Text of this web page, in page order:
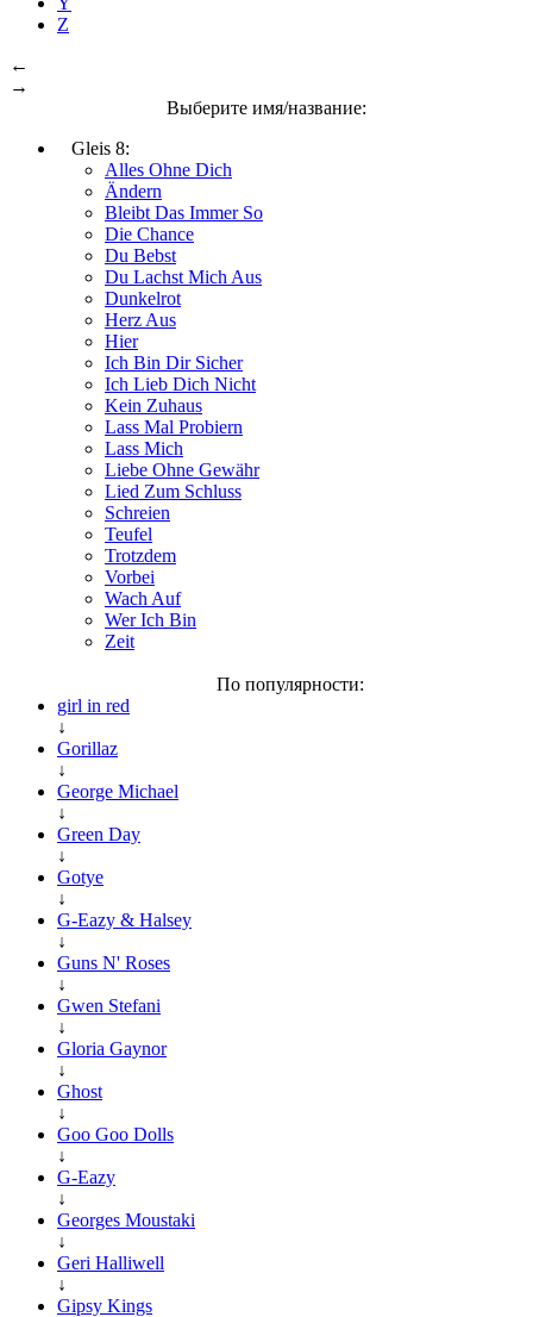
Z
←
→
Выберите имя/название:
Gleis 8:
Alles Ohne Dich
Ändern
Bleibt Das Immer So
Die Chance
Du Bebst
Du Lachst Mich Aus
Dunkelrot
Herz Aus
Hier
Ich Bin Dir Sicher
Ich Lieb Dich Nicht
Kein Zuhaus
Lass Mal Probiern
Lass Mich
Liebe Ohne Gewähr
Lied Zum Schluss
Schreien
Teufel
Trotzdem
Vorbei
Wach Auf
Wer Ich Bin
Zeit
По популярности:
girl in red
↓
Gorillaz
↓
George Michael
↓
Green Day
↓
Gotye
↓
G-Eazy & Halsey
↓
Guns N' Roses
↓
Gwen Stefani
↓
Gloria Gaynor
↓
Ghost
↓
Goo Goo Dolls
↓
G-Eazy
↓
Georges Moustaki
↓
Geri Halliwell
↓
Gipsy Kings